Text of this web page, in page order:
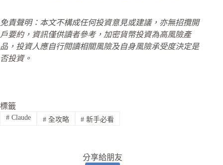
免責聲明：本文不構成任何投資意見或建議，亦無招攬開
戶要約，資訊僅供讀者參考，加密貨幣投資為高風險產
品，投資人應自行閱讀相關風險及自身風險承受度決定是
否投資。
標籤
#Claude #全攻略 # 新手必看
分享給朋友